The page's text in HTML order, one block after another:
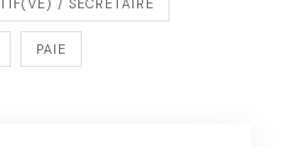
/ SECRÉTAIRE
PAIE